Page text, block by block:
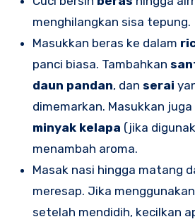
menghilangkan sisa tepung.
Masukkan beras ke dalam
panci biasa. Tambahkan
daun pandan, dan serai
dimemarkan. Masukkan juga
minyak kelapa (jika
menambah aroma.
Masak nasi hingga matang
meresap. Jika
setelah mendidih, kecilkan